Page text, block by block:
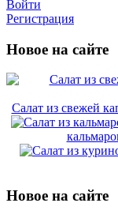
Войти
Регистрация
Новое на сайте
Салат из свежей
Новое на сайте